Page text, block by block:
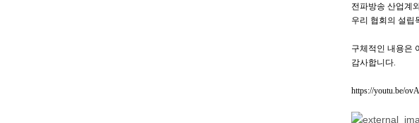
전파방송 산업계
우리 협회의 설립
구체적인 내용은
감사합니다.
https://youtu.be/